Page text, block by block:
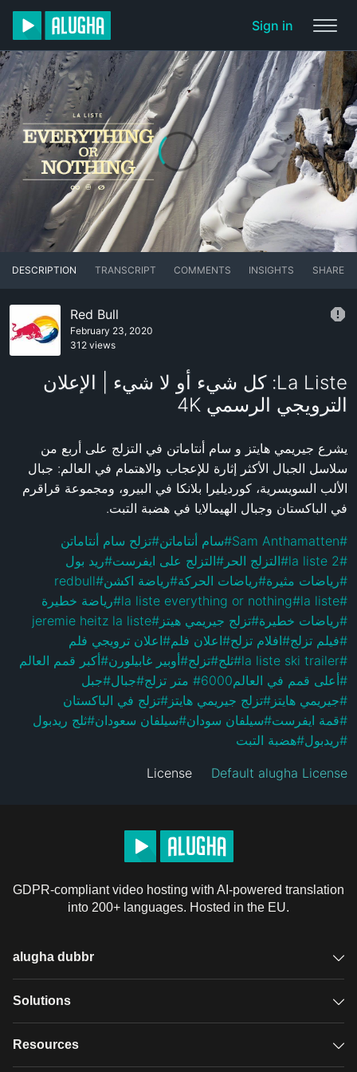
Sign in
DESCRIPTION TRANSCRIPT COMMENTS INSIGHTS SHARE
Red Bull
February 23, 2020
312 views
La Liste: كل شيء أو لا شيء | الإعلان
الترويجي الرسمي 4K
في الباكستان وجبال الهيمالايا في هضبة التبت.
#
Sam Anthamatten
#سام أنتاماتن#تزلح سام أنتاماتن
#
la liste 2
#التزلج الحر #التزلج على ايفرست#ريد بول
#رياضات مثيرة#رياضات الحركة#رياضة اكشن#
redbull
#
la liste
#
la liste everything or nothing
#رياضة خطيرة
#رياضات خطيرة#تزلج جيريمي هيتز #
jeremie heitz la liste
#فيلم تزلج#افلام تزلح#اعلان فلم#اعلان ترويجي فلم
#
la liste ski trailer
#ثلج#تزلج#أوبير غابيلورن#أكبر قمم العالم
#أعلى قمم في العالم #6000 متر تزلج #جبال#جبل
#جيريمي هايتز #تزلج جيريمي هايتز #تزلج في الباكستان
#قمة ايفرست#سيلفان سودان#سيلفان سعودان#ثلج ريدبول
#ريدبول#هضبة التبت
License Default alugha License
GDPR-compliant video hosting with AI-powered translation
into 200+ languages. Hosted in the EU.
alugha dubbr
Overview
Solutions
GDPR video hosting
Resources